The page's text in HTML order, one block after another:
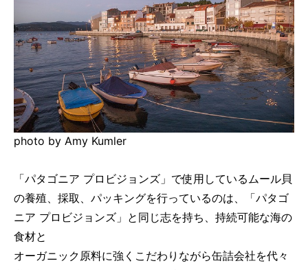
photo by Amy Kumler
「パタゴニア プロビジョンズ」で使用しているムール貝
の養殖、採取、パッキングを行っているのは、「パタゴ
ニア プロビジョンズ」と同じ志を持ち、持続可能な海の
食材と
オーガニック原料に強くこだわりながら缶詰会社を代々